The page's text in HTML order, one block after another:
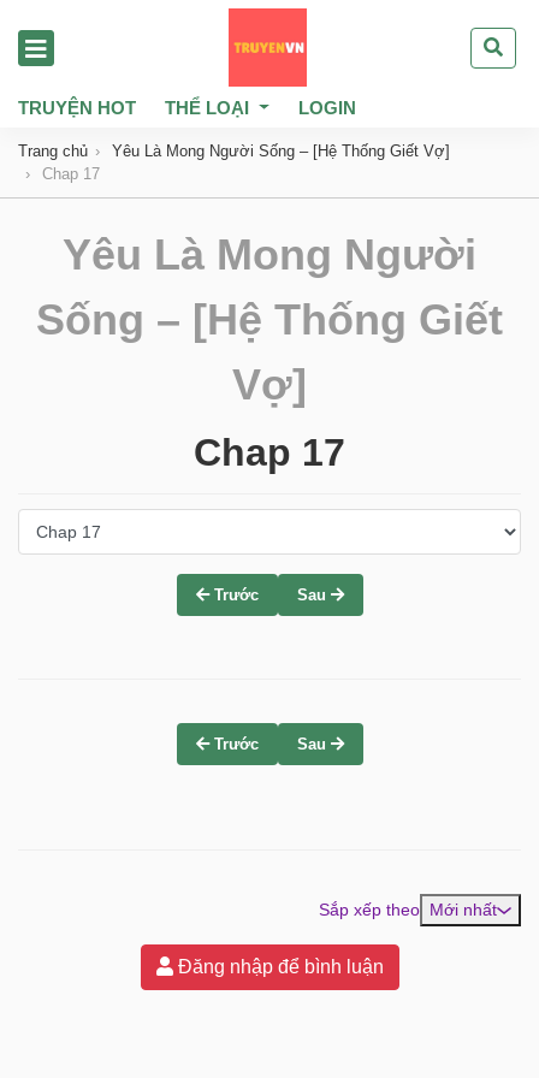
TRUYỆN HOT THỂ LOẠI LOGIN
Trang chủ
Yêu Là Mong Người Sống – [Hệ Thống Giết Vợ]
Chap 17
Yêu Là Mong Người
Sống – [Hệ Thống Giết
Vợ]
Chap 17
Trước Sau
Trước Sau
Sắp xếp theo Mới nhất
Đăng nhập để bình luận